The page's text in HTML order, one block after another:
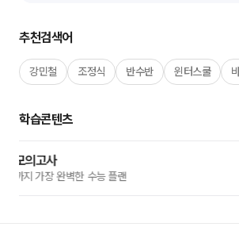
추천검색어
강민철 조정식 반수반 윈터스쿨
학습콘텐츠
통합사회·